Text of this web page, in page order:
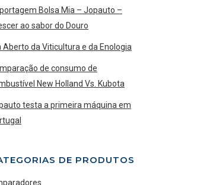
Bolsa Mia – Jopauto –
ao sabor do Douro
Aberto da Viticultura e da Enologia
de consumo de
New Holland Vs. Kubota
testa a primeira máquina em
DE PRODUTOS